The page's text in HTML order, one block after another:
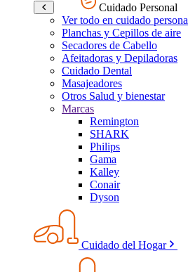
Cuidado Personal
Ver todo en cuidado
Planchas y Cepillos de aire
Secadores de Cabello
Afeitadoras y Depiladoras
Cuidado Dental
Masajeadores
Otros Salud y bienestar
Marcas
Remington
SHARK
Philips
Gama
Kalley
Conair
Dyson
Cuidado del Hogar